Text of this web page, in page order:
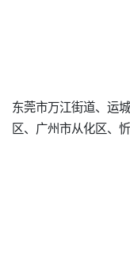
东莞市万江街道、运
区、广州市从化区、